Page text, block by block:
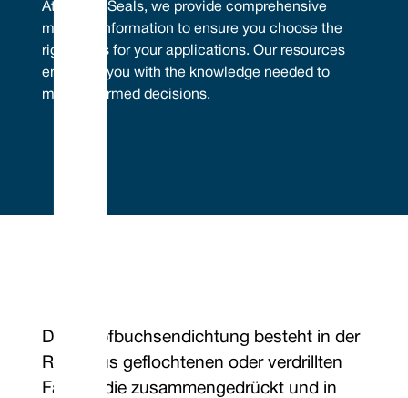
At Vulcan Seals, we provide comprehensive
material information to ensure you choose the
right seals for your applications. Our resources
empower you with the knowledge needed to
make informed decisions.
Die Stopfbuchsendichtung besteht in der
Regel aus geflochtenen oder verdrillten
Fasern, die zusammengedrückt und in